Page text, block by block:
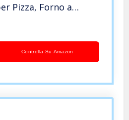
Pizza, Forno a
per Il Giardino,
Controlla Su Amazon